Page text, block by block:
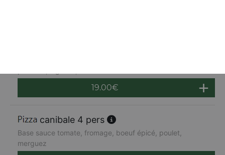
19.00€
canibale 4 pers
Base sauce tomate, fromage, boeuf épicé, poulet,
merguez